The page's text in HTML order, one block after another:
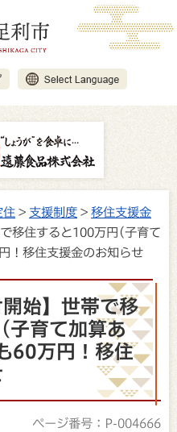
住 > 支援制度 > 移住支援金
移住すると100万円(子育て
！移住支援金のお知らせ
開始】世帯で移
子育て加算あ
60万円！移住
ページ番号：P-004666